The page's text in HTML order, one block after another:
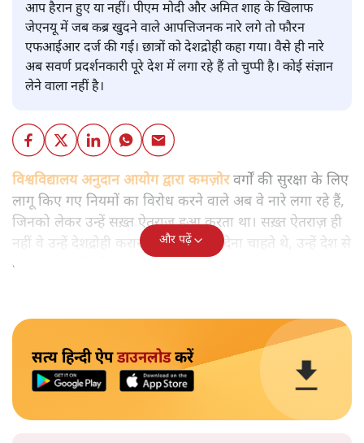
आप हैरान हुए या नहीं। पीएम मोदी और अमित शाह के खिलाफ
जेएनयू में जब कब्र खुदने वाले आपत्तिजनक नारे लगे तो फौरन
एफआईआर दर्ज की गई। छात्रों को देशद्रोही कहा गया। वैसे ही नारे
अब सवर्ण प्रदर्शनकारी पूरे देश में लगा रहे हैं तो चुप्पी है। कोई संज्ञान
लेने वाला नहीं है।
विश्वविद्यालय अनुदान आयोग द्वारा कमज़ोरवर्गों की सुरक्षा के लिए
लागू किए गए नियमों का विरोध करने वाले अब वे नारे लगा रहे हैं,
जिनको लेकर उन्हें सख़्त ऐतराज़ हुआ करता था। सख़्त ऐतराज़ ही
नहीं वे उन्हें देशद्रोही करार देकर जेल भेज देना चाहते थे, उन्हें देश से
बाहर चले जाने को कह रहे थे।
और पढ़ें
सत्य हिन्दी ऐपडाउनलोडकरें